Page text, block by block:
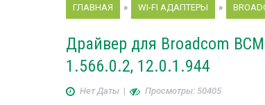
ГЛАВНАЯ » WI-FI АДАПТЕРЫ »
Драйвер для Broadcom
1.566.0.2, 12.0.1.944
Нет Даты | Просмотры: 50405